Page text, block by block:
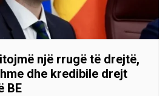
një rrugë të drejtë,
dhe kredibile drejt
BE